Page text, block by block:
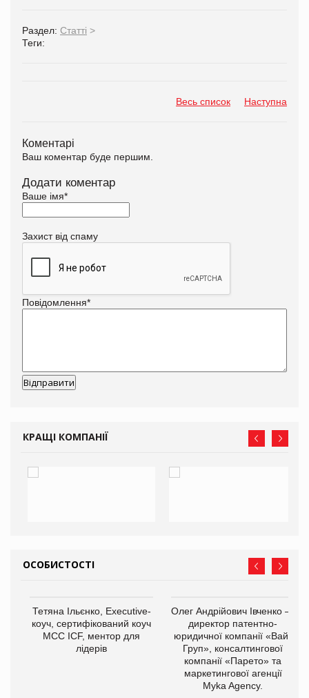
Раздел: Статті >
Теги:
Весь список Наступна
Коментарі
Ваш коментар буде першим.
Додати коментар
Ваше імя*
Захист від спаму
Повідомлення*
КРАЩІ КОМПАНІЇ
ОСОБИСТОСТІ
Тетяна Ільєнко, Executive-
коуч, сертифікований коуч
МСС ICF, ментор для
лідерів
Олег Андрійович Івченко —
директор патентно-
юридичної компанії «Вайз
Груп», консалтингової
компанії «Парето» та
маркетингової агенції
Myka Agency.